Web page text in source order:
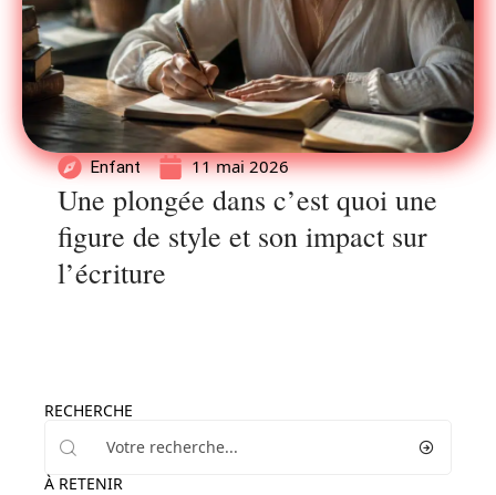
Enfant 11 mai 2026
Une plongée dans c’est quoi une
figure de style et son impact sur
l’écriture
RECHERCHE
À RETENIR